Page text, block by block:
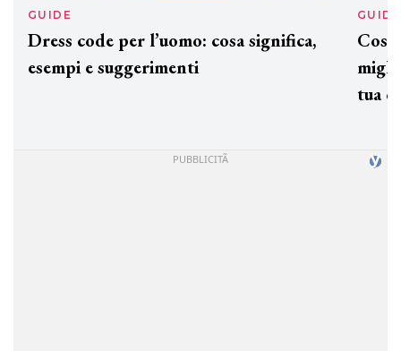
GUIDE
Dress code per l’uomo: cosa significa,
esempi e suggerimenti
GUIDE
tua